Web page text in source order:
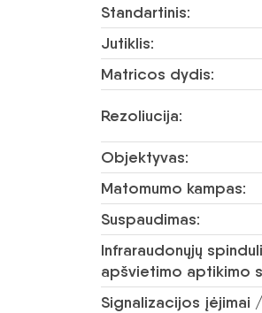
Standartinis:
Jutiklis:
Matricos dydis:
Rezoliucija:
Objektyvas:
Matomumo kampas:
Suspaudimas:
Infraraudonųjų
apšvietimo aptikimo
Signalizacijos įėjimai